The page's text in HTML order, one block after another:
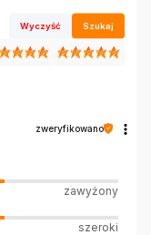
Wyczyść Szukaj
zweryfikowano
zawyżony
szeroki